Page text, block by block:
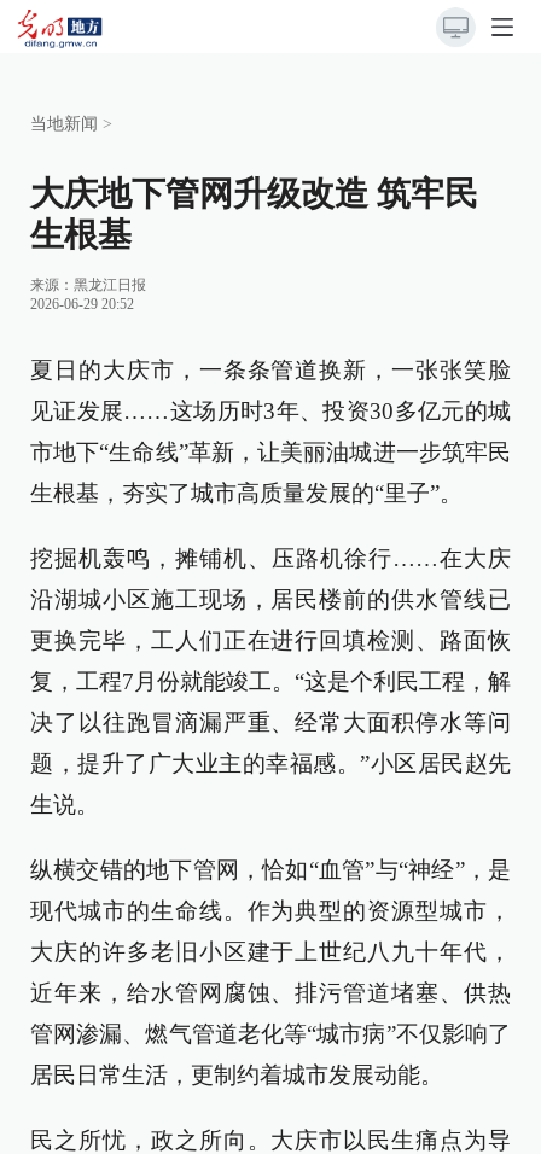
当地新闻 >
大庆地下管网升级改造 筑牢民
生根基
来源： 黑龙江日报
2026-06-29 20:52
夏日的大庆市，一条条管道换新，一张张笑脸
见证发展……这场历时3年、投资30多亿元的城
市地下“生命线”革新，让美丽油城进一步筑牢民
生根基，夯实了城市高质量发展的“里子”。
挖掘机轰鸣，摊铺机、压路机徐行……在大庆
沿湖城小区施工现场，居民楼前的供水管线已
更换完毕，工人们正在进行回填检测、路面恢
复，工程7月份就能竣工。“这是个利民工程，解
决了以往跑冒滴漏严重、经常大面积停水等问
题，提升了广大业主的幸福感。”小区居民赵先
生说。
纵横交错的地下管网，恰如“血管”与“神经”，是
现代城市的生命线。作为典型的资源型城市，
大庆的许多老旧小区建于上世纪八九十年代，
近年来，给水管网腐蚀、排污管道堵塞、供热
管网渗漏、燃气管道老化等“城市病”不仅影响了
居民日常生活，更制约着城市发展动能。
民之所忧，政之所向。大庆市以民生痛点为导